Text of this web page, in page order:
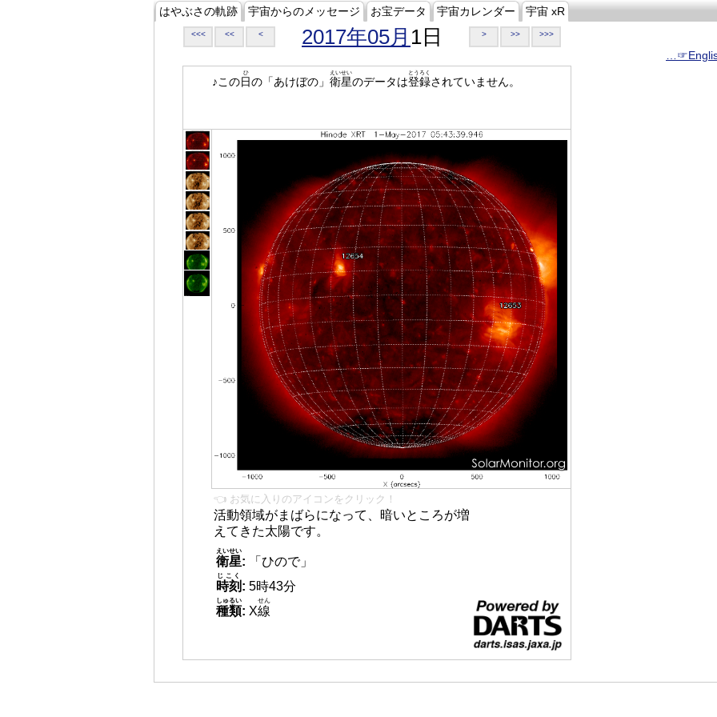
はやぶさの軌跡 宇宙からのメッセージ お宝データ 宇宙カレンダー 宇宙 xR
<<< << < 2017年05月 1日 > >> >>>
♪この日
ひ
の「あけぼの」 衛星
えいせい
のデータは登録
とうろく
されていません。
👈 お気に入りのアイコンをクリック！
活動領域がまばらになって、暗いところが増
えてきた太陽です。
衛星
えいせい
:
「ひので」
時刻
じこく
: 5時43分
種類
しゅるい
: X線
せん